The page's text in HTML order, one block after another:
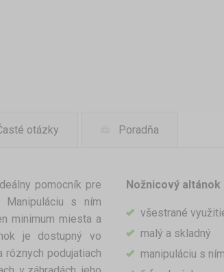
otázky Poradňa
pomocník pre
Manipuláciu s ním
minimum miesta a
je dostupný vo
rôznych podujatiach
Nožnicový altánok
všestrané
malý a skladný
manipuláciu s